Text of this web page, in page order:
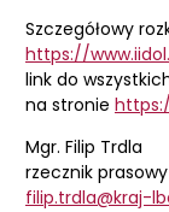
Szczegółowy
https://
link do
na stronie
Mgr. Filip Trdla
rzecznik
filip.trdla@kraj-